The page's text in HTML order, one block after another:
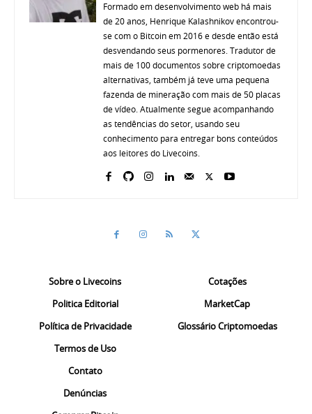
Formado em desenvolvimento web há mais
de 20 anos, Henrique Kalashnikov encontrou-
se com o Bitcoin em 2016 e desde então está
desvendando seus pormenores. Tradutor de
mais de 100 documentos sobre criptomoedas
alternativas, também já teve uma pequena
fazenda de mineração com mais de 50 placas
de vídeo. Atualmente segue acompanhando
as tendências do setor, usando seu
conhecimento para entregar bons conteúdos
aos leitores do Livecoins.
Sobre o Livecoins
Politica Editorial
Política de Privacidade
Termos de Uso
Contato
Denúncias
Cotações
MarketCap
Glossário Criptomoedas